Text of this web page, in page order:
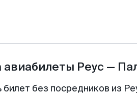
авиабилеты Реус —
без посредников из